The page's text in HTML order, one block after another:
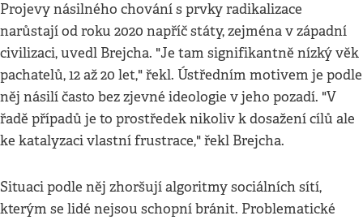
Projevy násilného chování s prvky radikalizace
narůstají od roku 2020 napříč státy, zejména v západní
civilizaci, uvedl Brejcha. "Je tam signifikantně nízký věk
pachatelů, 12 až 20 let," řekl. Ústředním motivem je podle
něj násilí často bez zjevné ideologie v jeho pozadí. "V
řadě případů je to prostředek nikoliv k dosažení cílů ale
ke katalyzaci vlastní frustrace," řekl Brejcha.
Situaci podle něj zhoršují algoritmy sociálních sítí,
kterým se lidé nejsou schopní bránit. Problematické